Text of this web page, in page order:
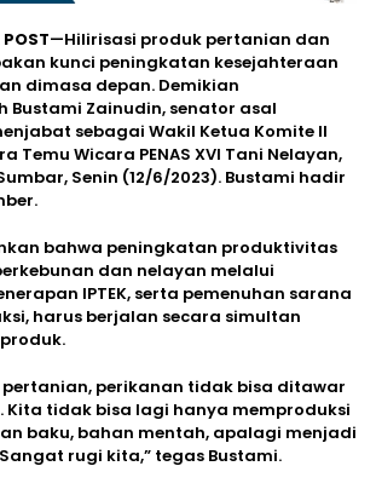
—Hilirisasi produk pertanian dan
kunci peningkatan kesejahteraan
dimasa depan. Demikian
Bustami Zainudin, senator asal
sebagai Wakil Ketua Komite II
Temu Wicara PENAS XVI Tani Nelayan,
Senin (12/6/2023). Bustami hadir
bahwa peningkatan produktivitas
dan nelayan melalui
IPTEK, serta pemenuhan sarana
harus berjalan secara simultan
pertanian, perikanan tidak bisa ditawar
tidak bisa lagi hanya memproduksi
baku, bahan mentah, apalagi menjadi
rugi kita,” tegas Bustami.